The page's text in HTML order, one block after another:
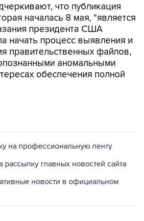
что публикация
началась 8 мая, "является
президента США
начать процесс выявления и
правительственных файлов,
аномальными
обеспечения полной
на профессиональную ленту
рассылку главных новостей сайта
новости в официальном